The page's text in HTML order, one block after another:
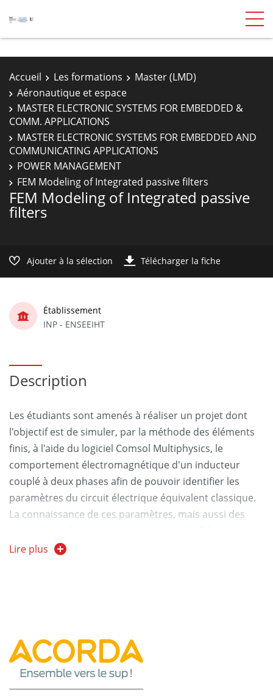
Accueil Les formations
Master (LMD)
Aéronautique et espace
MASTER ELECTRONIC SYSTEMS FOR EMBEDDED &
COMM. APPLICATIONS
MASTER ELECTRONIC SYSTEMS FOR EMBEDDED AND
COMMUNICATING APPLICATIONS
POWER MANAGEMENT
FEM Modeling of Integrated passive filters
FEM Modeling of Integrated passive
filters
Ajouter à la sélection Télécharger la fiche
Établissement
INP - ENSEEIHT
Description
Les étudiants sont amenés à réaliser un projet dont
l'objectif est de simuler, par la méthode des éléments
finis, à l'aide du logiciel Comsol Multiphysics, le
comportement électromagnétique d'un inducteur
couplé à deux phases afin de pouvoir identifier les
paramètres du circuit électrique équivalent classique.
La connaissance de ces paramètres, mais aussi des
réaliste, est en effet nécessaire pour pouvoir ensuite
Lire plus